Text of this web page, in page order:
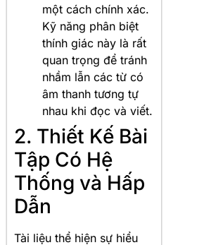
một cách chính xác.
Kỹ năng phân biệt
thính giác này là rất
quan trọng để tránh
nhầm lẫn các từ có
âm thanh tương tự
nhau khi đọc và viết.
2. Thiết Kế Bài
Tập Có Hệ
Thống và Hấp
Dẫn
Tài liệu thể hiện sự hiểu